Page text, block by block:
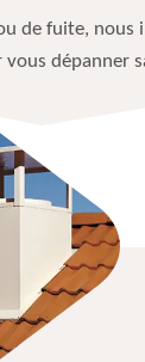
de fuite, nous
dépanner